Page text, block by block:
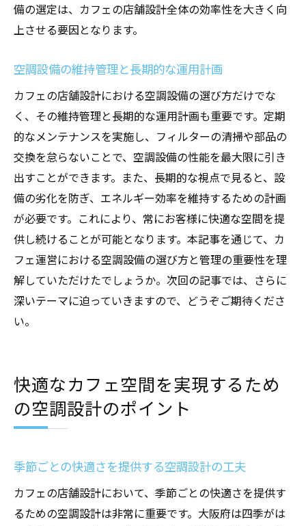
備の選定は、カフェの店舗設計全体の効率性を大きく向
上させる要因となります。
空調設備の維持管理と長期的な運用計画
カフェの店舗設計における空調設備の選び方だけでな
く、その維持管理と長期的な運用計画も重要です。定期
的なメンテナンスを実施し、フィルターの清掃や部品の
交換を怠らないことで、空調設備の性能を最大限に引き
出すことができます。また、長期的な視点で見ると、設
備の劣化を防ぎ、エネルギー効率を維持するための計画
が必要です。これにより、常にお客様に快適な空間を提
供し続けることが可能となります。本記事を通じて、カ
フェ運営における空調設備の選び方と管理の重要性を理
解していただけたでしょうか。次回の記事では、さらに
深いテーマに迫っていきますので、どうぞご期待くださ
い。
快適なカフェ空間を実現するため
の空調設計のポイント
季節ごとの快適さを提供する空調設計の工夫
カフェの店舗設計において、季節ごとの快適さを提供す
るための空調設計は非常に重要です。大阪府は四季がは